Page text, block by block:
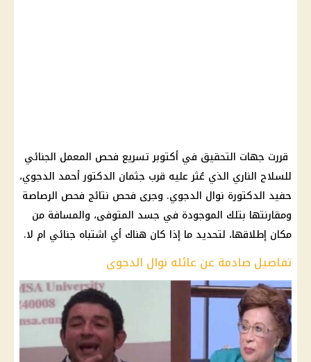
قررت جهات التحقيق في أكتوبر تسريع فحص المعمل الجنائي
للسلاح الناري الذي عُثر عليه قرب جثمان الدكتورأحمد الدجوي،
حفيد الدكتورة نوال الدجوي. وجرى فحص نتائج فحص الرصاصة
ومقارنتها بتلك الموجودة في جسد المتوفى، والمسافة من
مكان إطلاقها، لتحديد ما إذا كان هناك أي اشتباه جنائي ام لا.
تفاصيل صادمة عن عائله نوال الدجوى